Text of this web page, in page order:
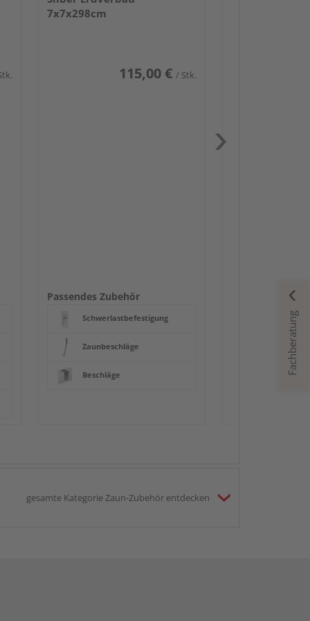
7x7x298cm
115,00 € / Stk.
Passendes Zubehör
Schwerlastbefestigung
Zaunbeschläge
Beschläge
Beschläge
gesamte Kategorie Zaun-Zubehör entdecken
Fachberatung